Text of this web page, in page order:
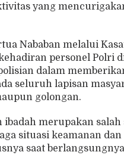
yang
Nababan melalui
personel Polri
dalam
seluruh lapisan
golongan.
merupakan
situasi keamanan
saat